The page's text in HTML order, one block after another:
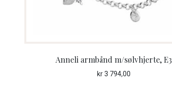
Anneli armbånd m/sølvhjerte, E3
kr3 794,00